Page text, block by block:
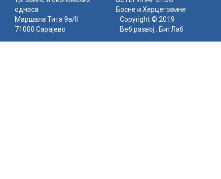
односа
Босне и Херцеговине
Маршала Тита 9а/II
71000 Сарајево
Copyright © 2019
Веб развој : БитЛаб